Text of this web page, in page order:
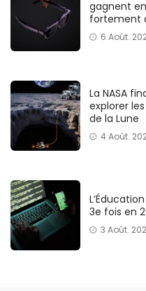
gagnent
fortement
6 Août.
La NASA
explorer
de la Lune
4 Août.
3e fois en
3 Août.